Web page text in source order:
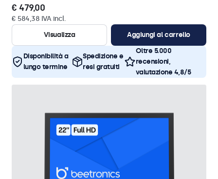
€ 479,00
€ 584,38 IVA incl.
Visualizza
Aggiungi al carrello
Disponibilità a
lungo termine
Spedizione e
resi gratuiti
Oltre 5.000
recensioni,
valutazione 4,8/5